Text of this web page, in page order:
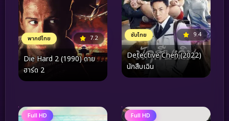
พากย์ไทย 7.2
Die Hard 2 (1990) ดาย
ฮาร์ด 2
ซับไทย 9.4
Detective Chen (2022)
นักสืบเฉิน
Full HD Full HD